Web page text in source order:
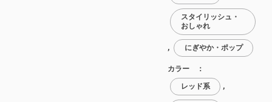
スタイリッシュ・
おしゃれ
, にぎやか・ポップ
カラー ：
レッド系 ,